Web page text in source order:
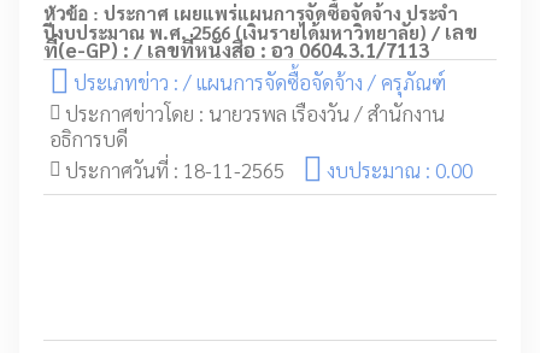
หัวข้อ : ประกาศ เผยแพร่แผนการจัดซื้อจัดจ้าง ประจำ
ปีงบประมาณ พ.ศ. 2566 (เงินรายได้มหาวิทยาลัย) / เลข
ที่(e-GP) : / เลขที่หนังสือ : อว 0604.3.1/7113
ประเภทข่าว : / แผนการจัดซื้อจัดจ้าง / ครุภัณฑ์
ประกาศข่าวโดย : นายวรพล เรืองวัน / สำนักงาน
อธิการบดี
ประกาศวันที่ : 18-11-2565
งบประมาณ : 0.00